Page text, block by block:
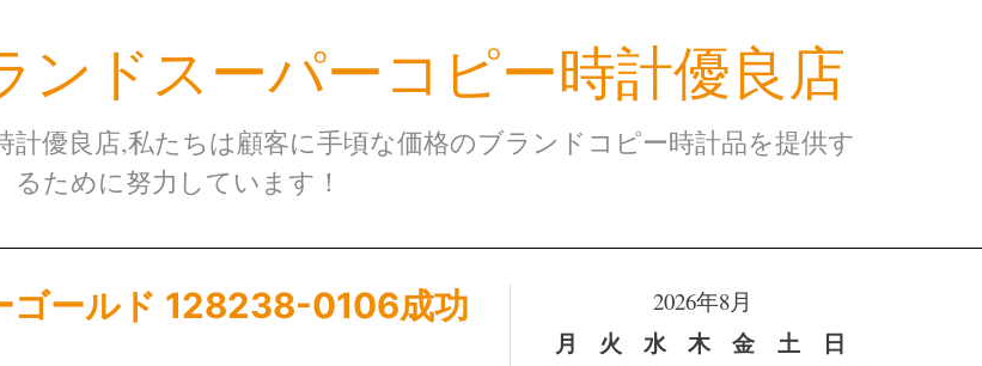
ンドスーパーコピー時計優良店
優良店,私たちは顧客に手頃な価格のブランドコピー時計品を提供す
るために努力しています！
ゴールド 128238-0106成功
2026年8月
月 火 水 木 金 土 日